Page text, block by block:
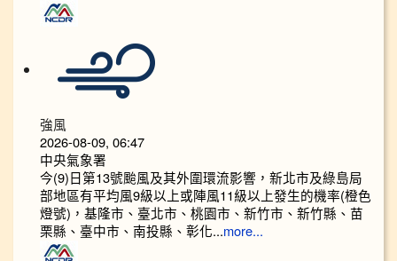
強風
2026-08-09, 06:47
中央氣象署
今(9)日第13號颱風及其外圍環流影響，新北市及綠島局
部地區有平均風9級以上或陣風11級以上發生的機率(橙色
燈號)，基隆市、臺北市、桃園市、新竹市、新竹縣、苗
栗縣、臺中市、南投縣、彰化...more...